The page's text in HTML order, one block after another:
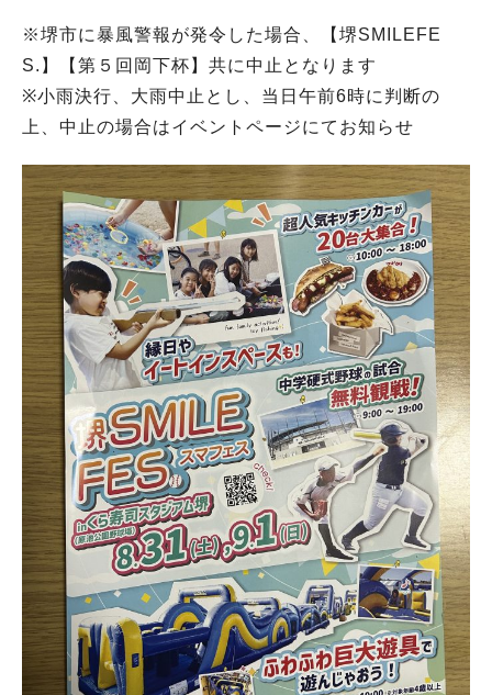
※堺市に暴風警報が発令した場合、【堺SMILEFE
S.】【第５回岡下杯】共に中止となります
※小雨決行、大雨中止とし、当日午前6時に判断の
上、中止の場合はイベントページにてお知らせ